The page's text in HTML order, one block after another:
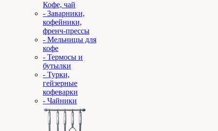
Кофе, чай
- Заварники,
кофейники,
френч-прессы
- Мельницы для
кофе
- Термосы и
бутылки
- Турки,
гейзерные
кофеварки
- Чайники